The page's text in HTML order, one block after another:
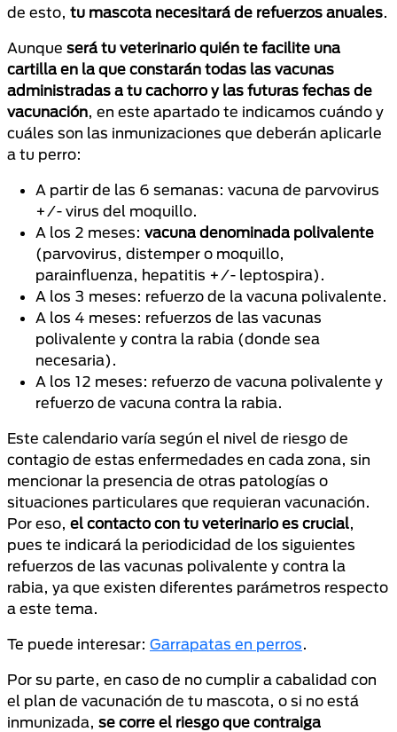
de esto, tu mascota necesitará de refuerzos anuales.
Aunque será tu veterinario quién te facilite una
cartilla en la que constarán todas las vacunas
administradas a tu cachorro y las futuras fechas de
vacunación, en este apartado te indicamos cuándo y
cuáles son las inmunizaciones que deberán aplicarle
a tu perro:
A partir de las 6 semanas: vacuna de parvovirus
+/- virus del moquillo.
A los 2 meses: vacuna denominada polivalente
(parvovirus, distemper o moquillo,
parainfluenza, hepatitis +/- leptospira).
A los 3 meses: refuerzo de la vacuna polivalente.
A los 4 meses: refuerzos de las vacunas
polivalente y contra la rabia (donde sea
necesaria).
A los 12 meses: refuerzo de vacuna polivalente y
refuerzo de vacuna contra la rabia.
Este calendario varía según el nivel de riesgo de
contagio de estas enfermedades en cada zona, sin
mencionar la presencia de otras patologías o
situaciones particulares que requieran vacunación.
Por eso, el contacto con tu veterinario es crucial,
pues te indicará la periodicidad de los siguientes
refuerzos de las vacunas polivalente y contra la
rabia, ya que existen diferentes parámetros respecto
a este tema.
Te puede interesar: Garrapatas en perros.
Por su parte, en caso de no cumplir a cabalidad con
el plan de vacunación de tu mascota, o si no está
inmunizada, se corre el riesgo que contraiga